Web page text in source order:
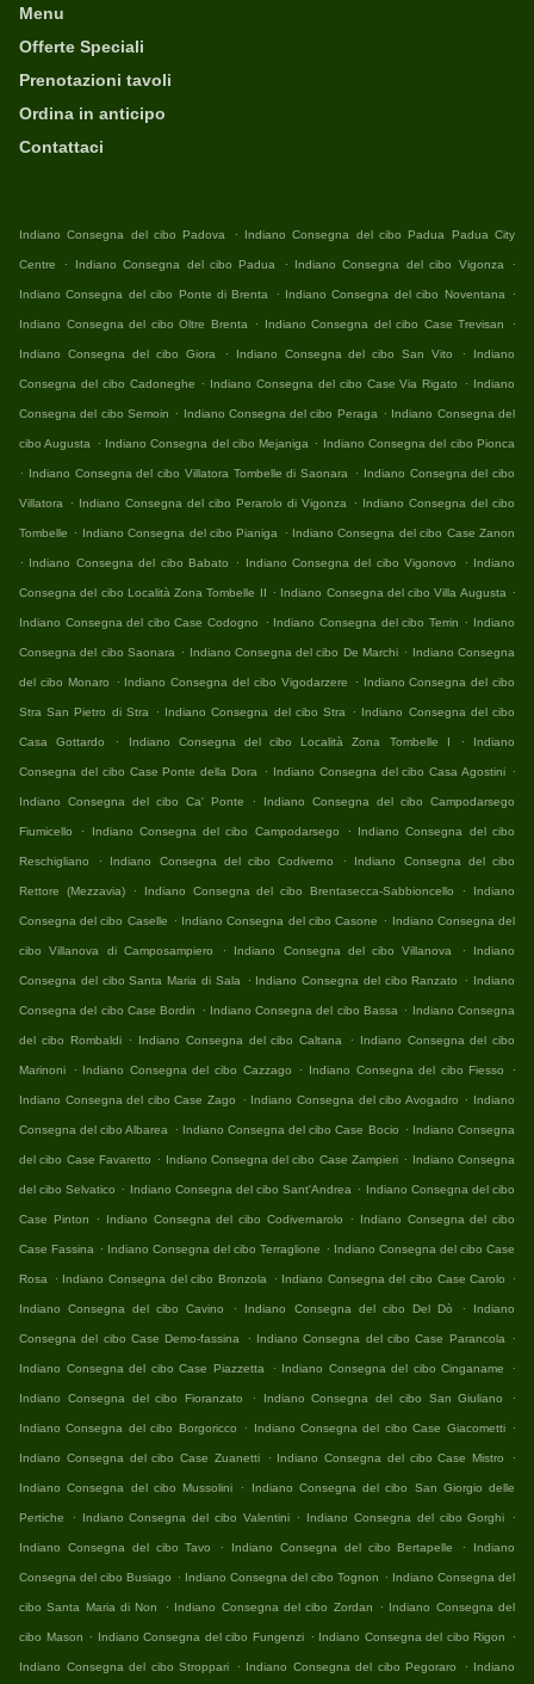
Menu
Offerte Speciali
Prenotazioni tavoli
Ordina in anticipo
Contattaci
Indiano Consegna del cibo Padova . Indiano Consegna del cibo Padua Padua City
Centre . Indiano Consegna del cibo Padua . Indiano Consegna del cibo Vigonza .
Indiano Consegna del cibo Ponte di Brenta . Indiano Consegna del cibo Noventana .
Indiano Consegna del cibo Oltre Brenta . Indiano Consegna del cibo Case Trevisan .
Indiano Consegna del cibo Giora . Indiano Consegna del cibo San Vito . Indiano
Consegna del cibo Cadoneghe . Indiano Consegna del cibo Case Via Rigato . Indiano
Consegna del cibo Semoin . Indiano Consegna del cibo Peraga . Indiano Consegna del
cibo Augusta . Indiano Consegna del cibo Mejaniga . Indiano Consegna del cibo Pionca
. Indiano Consegna del cibo Villatora Tombelle di Saonara . Indiano Consegna del cibo
Villatora . Indiano Consegna del cibo Perarolo di Vigonza . Indiano Consegna del cibo
Tombelle . Indiano Consegna del cibo Pianiga . Indiano Consegna del cibo Case Zanon
. Indiano Consegna del cibo Babato . Indiano Consegna del cibo Vigonovo . Indiano
Consegna del cibo Località Zona Tombelle II . Indiano Consegna del cibo Villa Augusta .
Indiano Consegna del cibo Case Codogno . Indiano Consegna del cibo Terrin . Indiano
Consegna del cibo Saonara . Indiano Consegna del cibo De Marchi . Indiano Consegna
del cibo Monaro . Indiano Consegna del cibo Vigodarzere . Indiano Consegna del cibo
Stra San Pietro di Stra . Indiano Consegna del cibo Stra . Indiano Consegna del cibo
Casa Gottardo . Indiano Consegna del cibo Località Zona Tombelle I . Indiano
Consegna del cibo Case Ponte della Dora . Indiano Consegna del cibo Casa Agostini .
Indiano Consegna del cibo Ca' Ponte . Indiano Consegna del cibo Campodarsego
Fiumicello . Indiano Consegna del cibo Campodarsego . Indiano Consegna del cibo
Reschigliano . Indiano Consegna del cibo Codiverno . Indiano Consegna del cibo
Rettore (Mezzavia) . Indiano Consegna del cibo Brentasecca-Sabbioncello . Indiano
Consegna del cibo Caselle . Indiano Consegna del cibo Casone . Indiano Consegna del
cibo Villanova di Camposampiero . Indiano Consegna del cibo Villanova . Indiano
Consegna del cibo Santa Maria di Sala . Indiano Consegna del cibo Ranzato . Indiano
Consegna del cibo Case Bordin . Indiano Consegna del cibo Bassa . Indiano Consegna
del cibo Rombaldi . Indiano Consegna del cibo Caltana . Indiano Consegna del cibo
Marinoni . Indiano Consegna del cibo Cazzago . Indiano Consegna del cibo Fiesso .
Indiano Consegna del cibo Case Zago . Indiano Consegna del cibo Avogadro . Indiano
Consegna del cibo Albarea . Indiano Consegna del cibo Case Bocio . Indiano Consegna
del cibo Case Favaretto . Indiano Consegna del cibo Case Zampieri . Indiano Consegna
del cibo Selvatico . Indiano Consegna del cibo Sant'Andrea . Indiano Consegna del cibo
Case Pinton . Indiano Consegna del cibo Codivernarolo . Indiano Consegna del cibo
Case Fassina . Indiano Consegna del cibo Terraglione . Indiano Consegna del cibo Case
Rosa . Indiano Consegna del cibo Bronzola . Indiano Consegna del cibo Case Carolo .
Indiano Consegna del cibo Cavino . Indiano Consegna del cibo Del Dò . Indiano
Consegna del cibo Case Demo-fassina . Indiano Consegna del cibo Case Parancola .
Indiano Consegna del cibo Case Piazzetta . Indiano Consegna del cibo Cinganame .
Indiano Consegna del cibo Fioranzato . Indiano Consegna del cibo San Giuliano .
Indiano Consegna del cibo Borgoricco . Indiano Consegna del cibo Case Giacometti .
Indiano Consegna del cibo Case Zuanetti . Indiano Consegna del cibo Case Mistro .
Indiano Consegna del cibo Mussolini . Indiano Consegna del cibo San Giorgio delle
Pertiche . Indiano Consegna del cibo Valentini . Indiano Consegna del cibo Gorghi .
Indiano Consegna del cibo Tavo . Indiano Consegna del cibo Bertapelle . Indiano
Consegna del cibo Busiago . Indiano Consegna del cibo Tognon . Indiano Consegna del
cibo Santa Maria di Non . Indiano Consegna del cibo Zordan . Indiano Consegna del
cibo Mason . Indiano Consegna del cibo Fungenzi . Indiano Consegna del cibo Rigon .
Indiano Consegna del cibo Stroppari . Indiano Consegna del cibo Pegoraro . Indiano